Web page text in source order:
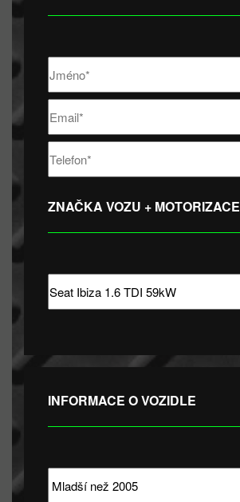
ZNAČKA VOZU + MOTORIZACE
INFORMACE O VOZIDLE